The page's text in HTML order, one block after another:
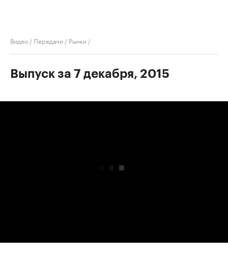
Видео / Передачи / Рынки /
Выпуск за 7 декабря, 2015